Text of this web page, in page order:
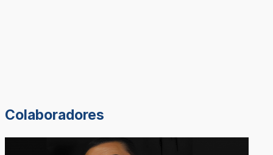
Colaboradores